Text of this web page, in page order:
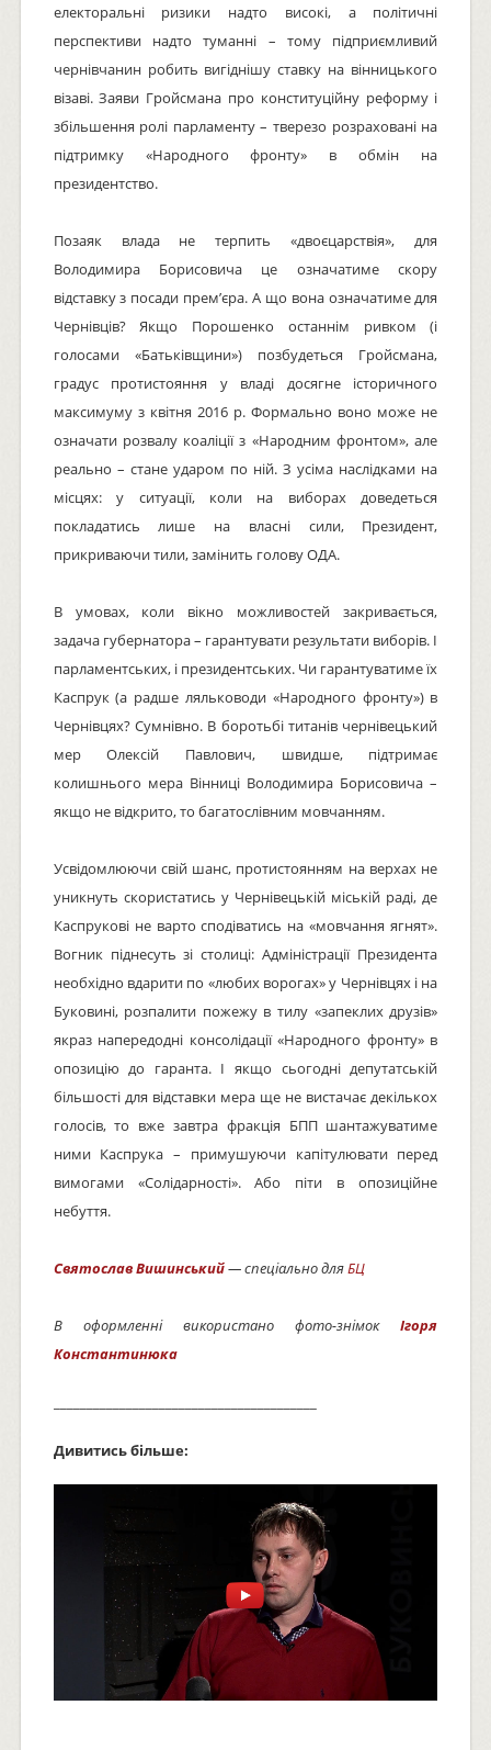
електоральні ризики надто високі, а політичні
перспективи надто туманні – тому підприємливий
чернівчанин робить вигіднішу ставку на вінницького
візаві. Заяви Гройсмана про конституційну реформу і
збільшення ролі парламенту – тверезо розраховані на
підтримку «Народного фронту» в обмін на
президентство.
Позаяк влада не терпить «двоєцарствія», для
Володимира Борисовича це означатиме скору
відставку з посади прем’єра. А що вона означатиме для
Чернівців? Якщо Порошенко останнім ривком (і
голосами «Батьківщини») позбудеться Гройсмана,
градус протистояння у владі досягне історичного
максимуму з квітня 2016 р. Формально воно може не
означати розвалу коаліції з «Народним фронтом», але
реально – стане ударом по ній. З усіма наслідками на
місцях: у ситуації, коли на виборах доведеться
покладатись лише на власні сили, Президент,
прикриваючи тили, замінить голову ОДА.
В умовах, коли вікно можливостей закривається,
задача губернатора – гарантувати результати виборів. І
парламентських, і президентських. Чи гарантуватиме їх
Каспрук (а радше ляльководи «Народного фронту») в
Чернівцях? Сумнівно. В боротьбі титанів чернівецький
мер Олексій Павлович, швидше, підтримає
колишнього мера Вінниці Володимира Борисовича –
якщо не відкрито, то багатослівним мовчанням.
Усвідомлюючи свій шанс, протистоянням на верхах не
уникнуть скористатись у Чернівецькій міській раді, де
Каспрукові не варто сподіватись на «мовчання ягнят».
Вогник піднесуть зі столиці: Адміністрації Президента
необхідно вдарити по «любих ворогах» у Чернівцях і на
Буковині, розпалити пожежу в тилу «запеклих друзів»
якраз напередодні консолідації «Народного фронту» в
опозицію до гаранта. І якщо сьогодні депутатській
більшості для відставки мера ще не вистачає декількох
голосів, то вже завтра фракція БПП шантажуватиме
ними Каспрука – примушуючи капітулювати перед
вимогами «Солідарності». Або піти в опозиційне
небуття.
Святослав Вишинський— спеціально дляБЦ
В оформленні використано фото-знімокІгоря
Константинюка
Дивитись більше: